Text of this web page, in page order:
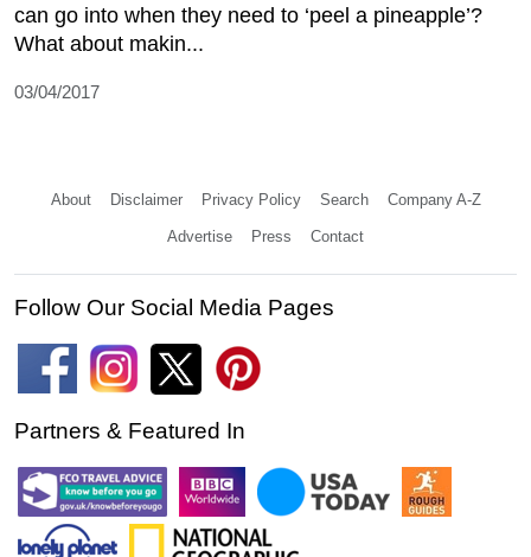
can go into when they need to ‘peel a pineapple’?
What about makin...
03/04/2017
About Disclaimer Privacy Policy Search Company A-Z
Advertise Press Contact
Follow Our Social Media Pages
Partners & Featured In